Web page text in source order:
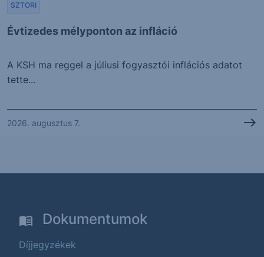
Évtizedes mélyponton az infláció
SZTORI
A KSH ma reggel a júliusi fogyasztói inflációs adatot
tette...
2026. augusztus 7.
Dokumentumok
Díjjegyzékek